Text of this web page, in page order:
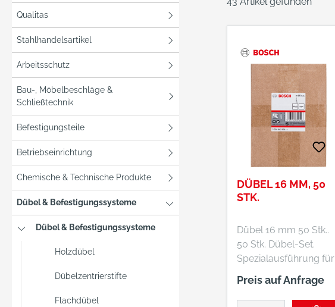
Qualitas
Stahlhandelsartikel
Arbeitsschutz
Bau-, Möbelbeschläge &
Schließtechnik
Befestigungsteile
Betriebseinrichtung
Chemische & Technische Produkte
Dübel & Befestigungssysteme
Dübel & Befestigungssysteme
Holzdübel
Dübelzentrierstifte
Flachdübel
DÜBEL 16 MM, 50
STK.
Dübel 16 mm 50 Stk..
50 Stk. Dübel-Set.
Spezialausführung für
Beton und Hartgestein.
Preis auf Anfrage